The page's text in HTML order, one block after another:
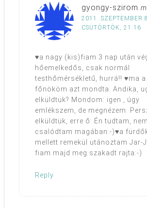
gyongy-szirom
2011. SZEPTEMBER
CSÜTÖRTÖK, 21:16
♥a nagy (kis)fiam 3 nap után
hőemelkedős, csak normál
testhőmérsékletű, hurrá!! ♥ma a
főnököm azt mondta: Andika,
elküldtük? Mondom: igen , úgy
emlékszem, de megnézem.
elküldtük, erre ő: Én tudtam, nem
csalódtam magában:-)♥a
mellett remekül utánoztam Jar-
fiam majd meg szakadt rajta:-)
Reply